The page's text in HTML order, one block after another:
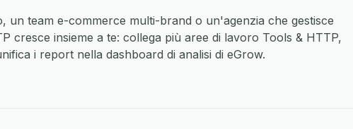
un team e-commerce multi-brand o un'agenzia che gestisce
cresce insieme a te: collega più aree di lavoro Tools & HTTP,
i report nella dashboard di analisi di eGrow.